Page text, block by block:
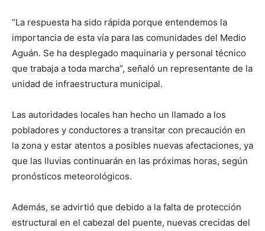
“La respuesta ha sido rápida porque entendemos la
importancia de esta vía para las comunidades del Medio
Aguán. Se ha desplegado maquinaria y personal técnico
que trabaja a toda marcha”, señaló un representante de la
unidad de infraestructura municipal.
Las autoridades locales han hecho un llamado a los
pobladores y conductores a transitar con precaución en
la zona y estar atentos a posibles nuevas afectaciones, ya
que las lluvias continuarán en las próximas horas, según
pronósticos meteorológicos.
Además, se advirtió que debido a la falta de protección
estructural en el cabezal del puente, nuevas crecidas del